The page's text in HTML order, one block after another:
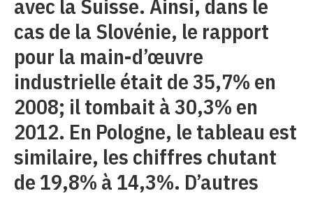
avec la Suisse. Ainsi, dans le
cas de la Slovénie, le rapport
pour la main-d’œuvre
industrielle était de 35,7% en
2008; il tombait à 30,3% en
2012. En Pologne, le tableau est
similaire, les chiffres chutant
de 19,8% à 14,3%. D’autres